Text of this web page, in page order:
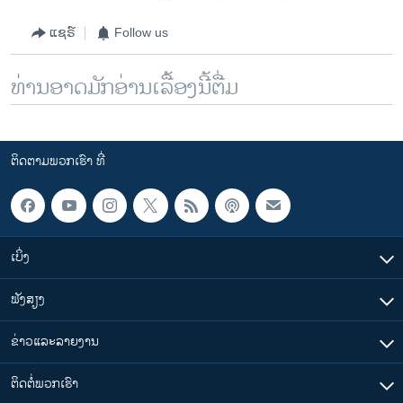
ແຊຣ໌ Follow us
ທ່ານອາດມັກອ່ານເລື້ອງນີ້ຕື່ມ
ຕິດຕາມພວກເຮົາ ທີ່
ເບິ່ງ
ຟັງສຽງ
ຂ່າວແລະລາຍງານ
ຕິດຕໍ່ພວກເຮົາ